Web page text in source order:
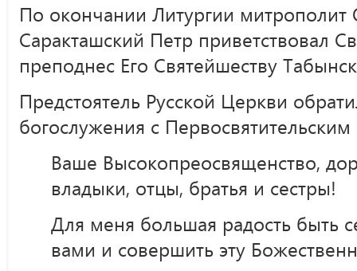
По окончании Литургии митрополит
Саракташский Петр приветствовал
преподнес Его Святейшеству
Предстоятель Русской Церкви
богослужения с
Ваше Высокопреосвященство,
владыки, отцы, братья и сестры!
Для меня большая радость быть
вами и совершить эту